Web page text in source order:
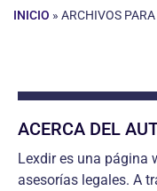
INICIO » ARCHIVOS
ACERCA DEL
Lexdir es una página
asesorías legales. A